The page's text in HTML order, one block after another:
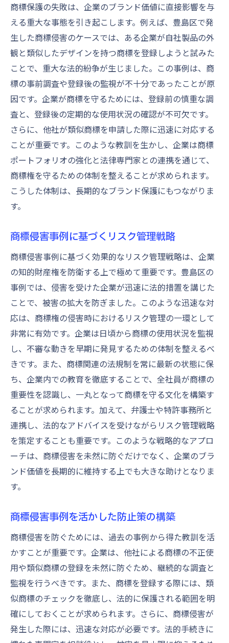
商標保護の失敗は、企業のブランド価値に直接影響を与
える重大な事態を引き起こします。例えば、豊島区で発
生した商標侵害のケースでは、ある企業が自社製品の外
観と類似したデザインを持つ商標を登録しようと試みた
ことで、重大な法的紛争が生じました。この事例は、商
標の事前調査や登録後の監視が不十分であったことが原
因です。企業が商標を守るためには、登録前の慎重な調
査と、登録後の定期的な使用状況の確認が不可欠です。
さらに、他社が類似商標を申請した際に迅速に対応する
ことが重要です。このような教訓を生かし、企業は商標
ポートフォリオの強化と法律専門家との連携を通じて、
商標権を守るための体制を整えることが求められます。
こうした体制は、長期的なブランド保護にもつながりま
す。
商標侵害事例に基づくリスク管理戦略
商標侵害事例に基づく効果的なリスク管理戦略は、企業
の知的財産権を防衛する上で極めて重要です。豊島区の
事例では、侵害を受けた企業が迅速に法的措置を講じた
ことで、被害の拡大を防ぎました。このような迅速な対
応は、商標権の侵害時におけるリスク管理の一環として
非常に有効です。企業は日頃から商標の使用状況を監視
し、不審な動きを早期に発見するための体制を整えるべ
きです。また、商標関連の法規制を常に最新の状態に保
ち、企業内での教育を徹底することで、全社員が商標の
重要性を認識し、一丸となって商標を守る文化を構築す
ることが求められます。加えて、弁護士や特許事務所と
連携し、法的なアドバイスを受けながらリスク管理戦略
を策定することも重要です。このような戦略的なアプロ
ーチは、商標侵害を未然に防ぐだけでなく、企業のブラ
ンド価値を長期的に維持する上でも大きな助けとなりま
す。
商標侵害事例を活かした防止策の構築
商標侵害を防ぐためには、過去の事例から得た教訓を活
かすことが重要です。企業は、他社による商標の不正使
用や類似商標の登録を未然に防ぐため、継続的な調査と
監視を行うべきです。また、商標を登録する際には、類
似商標のチェックを徹底し、法的に保護される範囲を明
確にしておくことが求められます。さらに、商標侵害が
発生した際には、迅速な対応が必要です。法的手続きに